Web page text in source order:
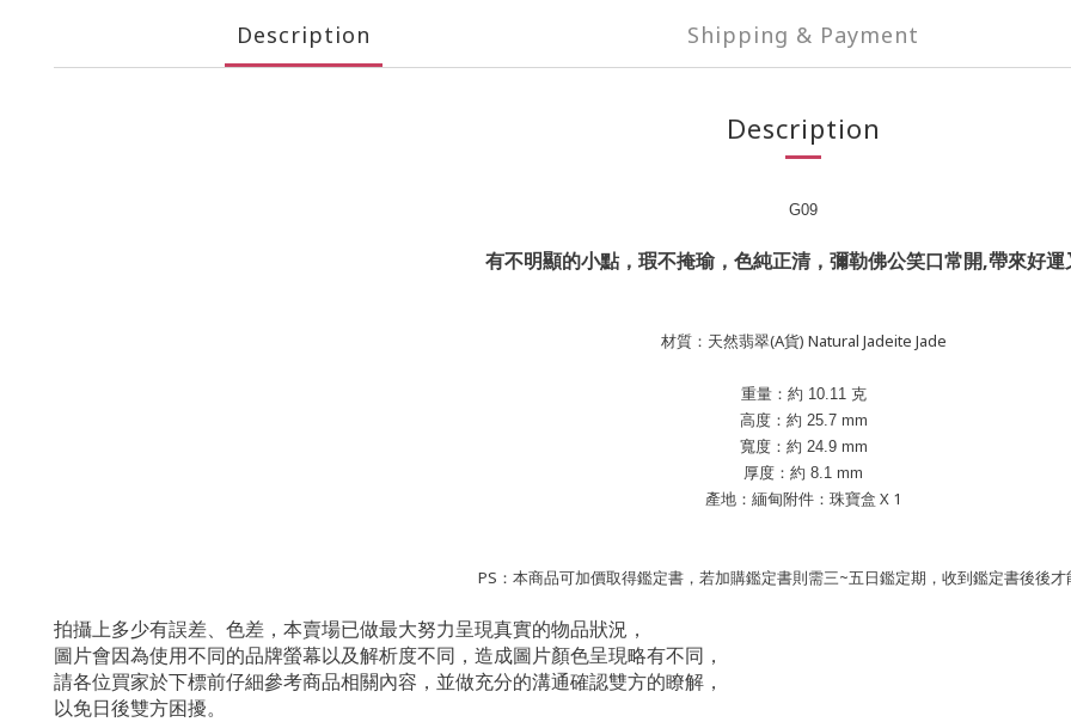
Description Shipping & Payment
Description
G09
有不明顯的小點，瑕不掩瑜，色純正清，彌勒佛公笑口常開,帶來好運
材質：天然翡翠(A貨) Natural Jadeite Jade
重量：約 10.11 克
高度：約 25.7 mm
寬度：約 24.9 mm
厚度：約 8.1 mm
產地：緬甸附件：珠寶盒 X 1
PS：本商品可加價取得鑑定書，若加購鑑定書則需三~五日鑑定期，收到鑑定書後後才
拍攝上多少有誤差、色差，本賣場已做最大努力呈現真實的物品狀況，
圖片會因為使用不同的品牌螢幕以及解析度不同，造成圖片顏色呈現略有不同，
請各位買家於下標前仔細參考商品相關內容，並做充分的溝通確認雙方的瞭解，
以免日後雙方困擾。